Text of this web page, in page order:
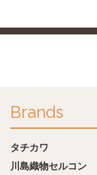
Brands
タチカワ
川島織物セルコン